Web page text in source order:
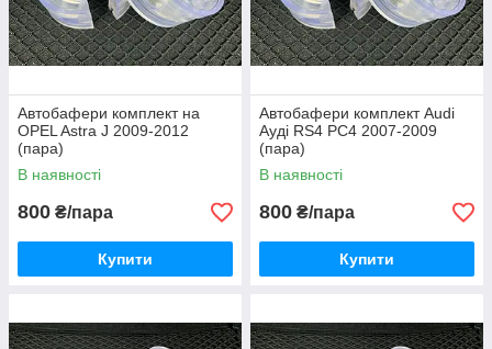
Автобафери комплект на
OPEL Astra J 2009-2012
(пара)
В наявності
800 ₴/пара
Купити
Автобафери комплект Audi
Ауді RS4 РС4 2007-2009
(пара)
В наявності
800 ₴/пара
Купити